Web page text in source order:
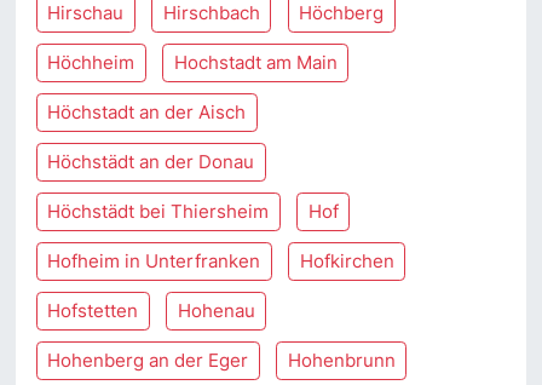
Hirschau Hirschbach Höchberg
Höchheim Hochstadt am Main
Höchstadt an der Aisch
Höchstädt an der Donau
Höchstädt bei Thiersheim Hof
Hofheim in Unterfranken Hofkirchen
Hofstetten Hohenau
Hohenberg an der Eger Hohenbrunn